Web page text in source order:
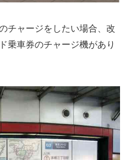
チャージをしたい場合、改
乗車券のチャージ機があり